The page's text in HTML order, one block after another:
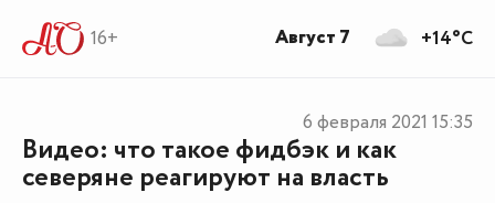
16+
Видео: что такое фидбэк и как
северяне реагируют на власть
6 февраля 2021 15:35
+14°C
Август 7